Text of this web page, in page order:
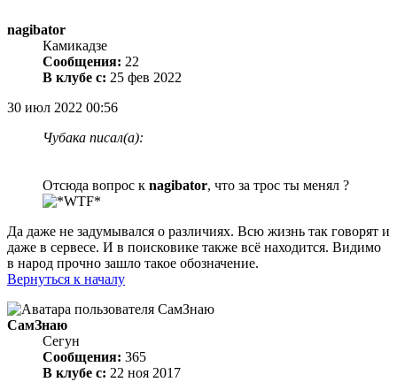
nagibator
Камикадзе
Сообщения: 22
В клубе с: 25 фев 2022
30 июл 2022 00:56
Чубака писал(а):
Отсюда вопрос к nagibator, что за трос ты менял ?
Да даже не задумывался о различиях. Всю жизнь так говорят и
даже в сервесе. И в поисковике также всё находится. Видимо
в народ прочно зашло такое обозначение.
Вернуться к началу
СамЗнаю
Сегун
Сообщения: 365
В клубе с: 22 ноя 2017